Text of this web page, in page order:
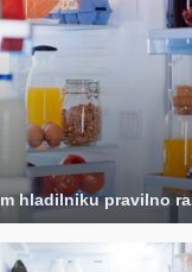
hladilniku pravilno